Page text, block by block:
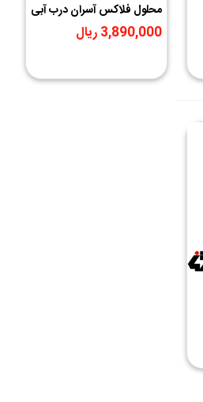
محلول فلاکس آسران درب آبی
میلی لیتر
3,890,000 ریال